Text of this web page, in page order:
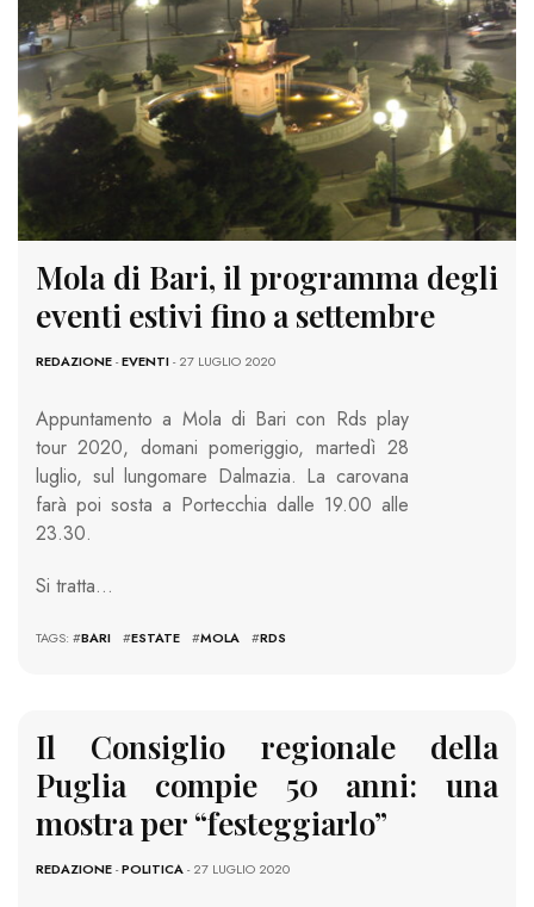
Mola di Bari, il programma degli
eventi estivi fino a settembre
REDAZIONE-EVENTI- 27 LUGLIO 2020
Appuntamento a Mola di Bari con Rds play
tour 2020, domani pomeriggio, martedì 28
luglio, sul lungomare Dalmazia. La carovana
farà poi sosta a Portecchia dalle 19.00 alle
23.30.
Si tratta…
TAGS: #BARI #ESTATE #MOLA #RDS
Il Consiglio regionale della
Puglia compie 50 anni: una
mostra per “festeggiarlo”
REDAZIONE-POLITICA- 27 LUGLIO 2020